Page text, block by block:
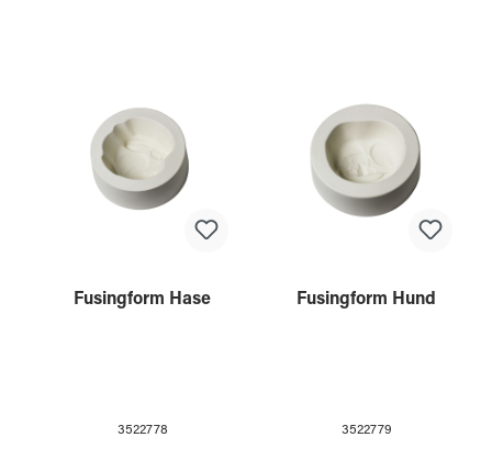
Fusingform Hase
3522778
Fusingform Hund
3522779